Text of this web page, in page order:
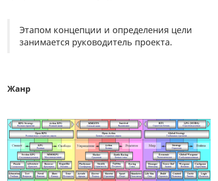
Этапом концепции и определения цели
занимается руководитель проекта.
Жанр